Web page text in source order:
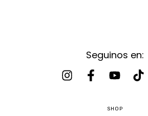
Seguinos en:
SHOP